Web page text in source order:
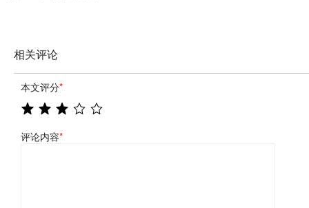
相关评论
本文评分*
评论内容*